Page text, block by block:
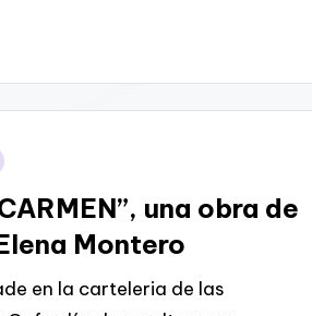
una obra de
Montero
en la carteleria de las